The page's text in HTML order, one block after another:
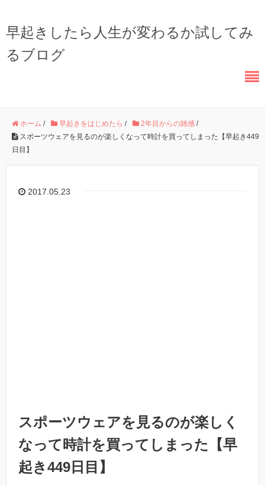
早起きしたら人生が変わるか試してみ
るブログ
ホーム / 早起きをはじめたら / 2年目からの雑感 /
スポーツウェアを見るのが楽しくなって時計を買ってしまった【早起き449
日目】
2017.05.23
スポーツウェアを見るのが楽しく
なって時計を買ってしまった【早
起き449日目】